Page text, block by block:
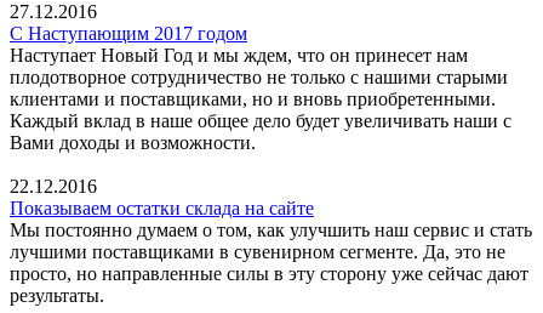
27.12.2016
С Наступающим 2017 годом
Наступает Новый Год и мы ждем, что он принесет нам
плодотворное сотрудничество не только с нашими старыми
клиентами и поставщиками, но и вновь приобретенными.
Каждый вклад в наше общее дело будет увеличивать наши с
Вами доходы и возможности.
22.12.2016
Показываем остатки склада на сайте
Мы постоянно думаем о том, как улучшить наш сервис и стать
лучшими поставщиками в сувенирном сегменте. Да, это не
просто, но направленные силы в эту сторону уже сейчас дают
результаты.